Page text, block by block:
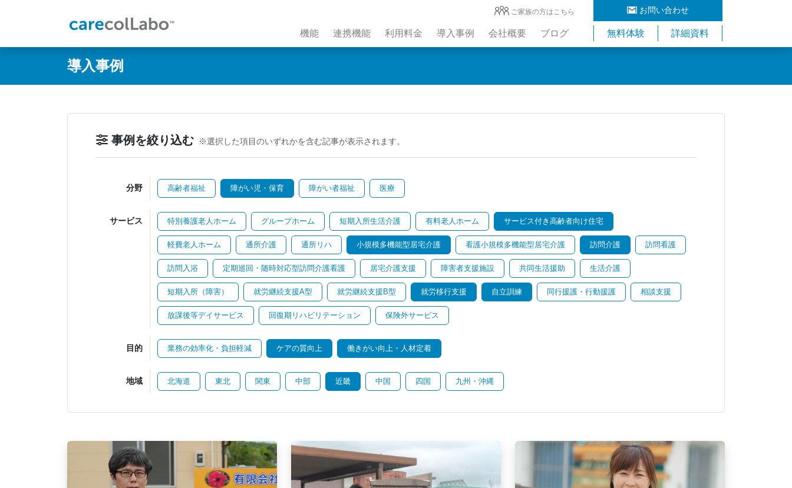
お問い合わせ
ご家族の方はこちら
機能 連携機能 利用料金 導入事例 会社概要 ブログ 無料体験 詳細資料
導入事例
事例を絞り込む ※選択した項目のいずれかを含む記事が表示されます。
分野 高齢者福祉 障がい児・保育 障がい者福祉 医療
サービス 特別養護老人ホーム グループホーム 短期入所生活介護 有料老人ホーム サービス付き高齢者向け住宅
軽費老人ホーム 通所介護 通所リハ 小規模多機能型居宅介護 看護小規模多機能型居宅介護 訪問介護 訪問看護
訪問入浴 定期巡回・随時対応型訪問介護看護 居宅介護支援 障害者支援施設 共同生活援助 生活介護
短期入所（障害） 就労継続支援A型 就労継続支援B型 就労移行支援 自立訓練 同行援護・行動援護 相談支援
放課後等デイサービス 回復期リハビリテーション 保険外サービス
目的 業務の効率化・負担軽減 ケアの質向上 働きがい向上・人材定着
地域 北海道 東北 関東 中部 近畿 中国 四国 九州・沖縄